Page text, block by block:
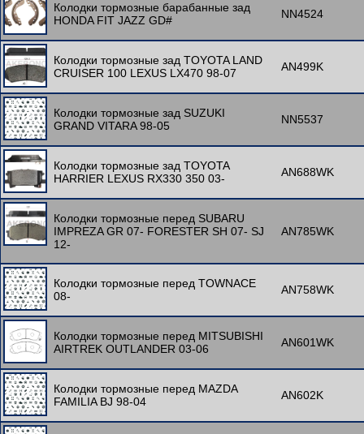
Колодки тормозные барабанные зад
HONDA FIT JAZZ GD#
NN4524
Колодки тормозные зад TOYOTA LAND
CRUISER 100 LEXUS LX470 98-07
AN499K
Колодки тормозные зад SUZUKI
GRAND VITARA 98-05
NN5537
Колодки тормозные зад TOYOTA
HARRIER LEXUS RX330 350 03-
AN688WK
Колодки тормозные перед SUBARU
IMPREZA GR 07- FORESTER SH 07- SJ
12-
AN785WK
Колодки тормозные перед TOWNACE
08-
AN758WK
Колодки тормозные перед MITSUBISHI
AIRTREK OUTLANDER 03-06
AN601WK
Колодки тормозные перед MAZDA
FAMILIA BJ 98-04
AN602K